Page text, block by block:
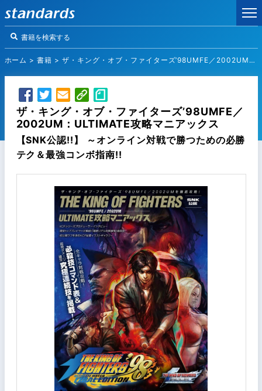
ホーム >書籍 >ザ・キング・オブ・ファイターズ’98UMFE／2002UM：ULTIMATE攻略マニアックス
ザ・キング・オブ・ファイターズ’98UMFE／
2002UM：ULTIMATE攻略マニアックス
【SNK公認!!】 ～オンライン対戦で勝つための必勝
テク＆最強コンボ指南!!